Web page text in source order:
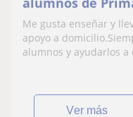
Me gusta enseñar y
apoyo a
alumnos y ayudarlos a
ver más